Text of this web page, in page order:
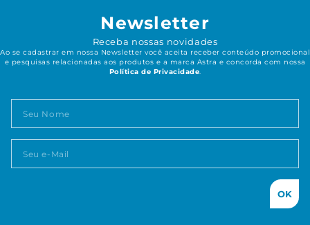
Newsletter
Receba nossas novidades
Ao se cadastrar em nossa Newsletter você aceita receber conteúdo promocional
e pesquisas relacionadas aos produtos e a marca Astra e concorda com nossa
Política de Privacidade.
OK